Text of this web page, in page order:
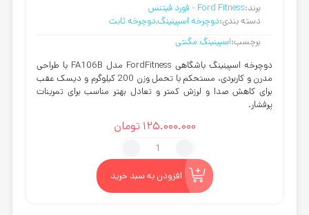
برند:Ford Fitness - فورد فیتنس
دسته بندی:دوچرخه اسپینینگ,دوچرخه ثابت
برچسب:اسپینینگ مگنتی
دوچرخه اسپینینگ باشگاهی FordFitness مدل FA106B
با طراحی
مدرن و کاربردی، مستحکم با تحمل وزن 200 کیلوگرم و دیسک عقب
برای کاهش صدا و لرزش کمتر و تعادل بهتر مناسب برای تمرینات
پرفشار.
125.000.000 تومان
اسپینینگ
فورد
فیتنس
مدل
افزودن به سبد خرید